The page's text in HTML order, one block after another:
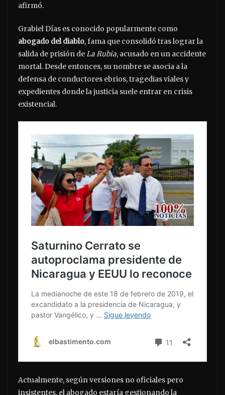
afirmó.
Grabiel Días es conocido popularmente como
abogado del diablo, fama que consolidó tras lograr la
salida de prisión deLa Rubia, acusado en un accidente
mortal. Desde entonces, su nombre se asocia a la
defensa de conductores ebrios, tragedias viales y
expedientes donde la justicia suele entrar en crisis
existencial.
Actualmente, según versiones no oficiales pero
insistentes, el abogado estaría gestionando la